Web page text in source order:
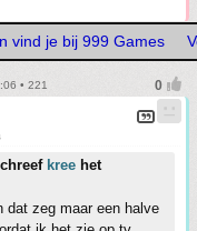
vind je bij 999 Games
• 221
kree het
zeg maar een halve